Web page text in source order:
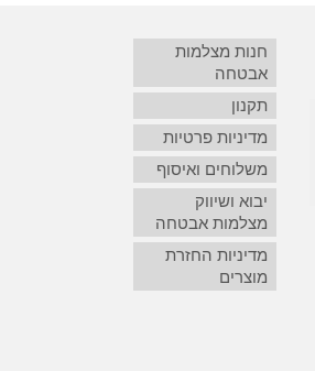
חנות מצלמות
אבטחה
תקנון
מדיניות פרטיות
משלוחים ואיסוף
יבוא ושיווק
מצלמות אבטחה
מדיניות החזרת
מוצרים